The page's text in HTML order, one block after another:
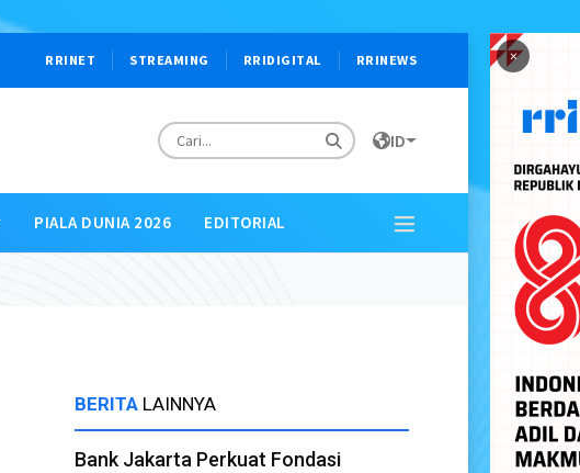
×
RRINET STREAMING RRIDIGITAL RRINEWS
ID
PIALA DUNIA 2026 EDITORIAL
BERITA LAINNYA
Bank Jakarta Perkuat Fondasi